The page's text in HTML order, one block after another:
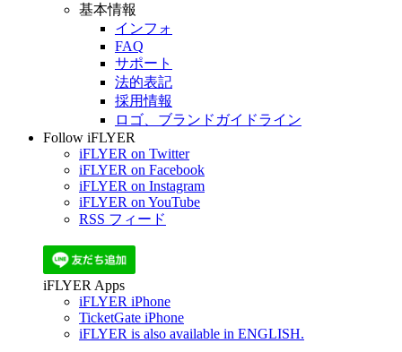
基本情報
インフォ
FAQ
サポート
法的表記
採用情報
ロゴ、ブランドガイドライン
Follow iFLYER
iFLYER on Twitter
iFLYER on Facebook
iFLYER on Instagram
iFLYER on YouTube
RSS フィード
iFLYER Apps
iFLYER iPhone
TicketGate iPhone
iFLYER is also available in ENGLISH.